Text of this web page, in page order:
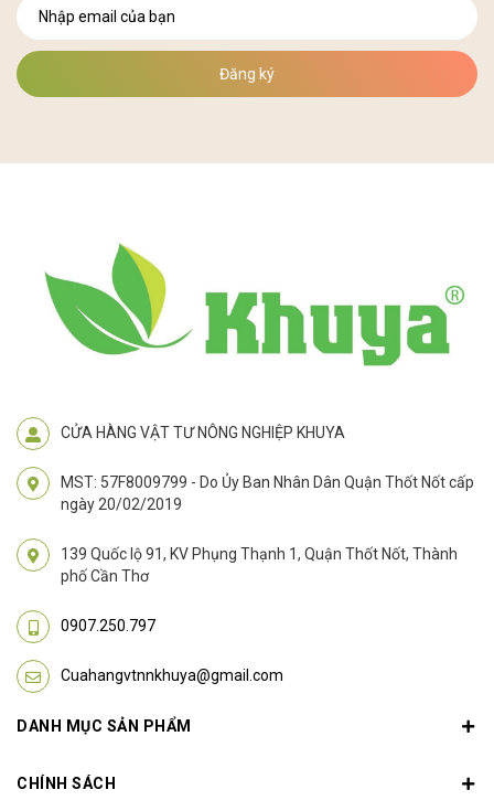
Đăng ký
CỬA HÀNG VẬT TƯ NÔNG NGHIỆP KHUYA
MST: 57F8009799 - Do Ủy Ban Nhân Dân Quận Thốt Nốt cấp
ngày 20/02/2019
139 Quốc lộ 91, KV Phụng Thạnh 1, Quận Thốt Nốt, Thành
phố Cần Thơ
0907.250.797
Cuahangvtnnkhuya@gmail.com
DANH MỤC SẢN PHẨM
CHÍNH SÁCH